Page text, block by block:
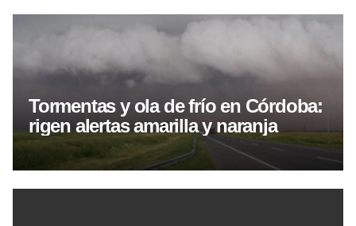
Tormentas y ola de frío en Córdoba:
rigen alertas amarilla y naranja